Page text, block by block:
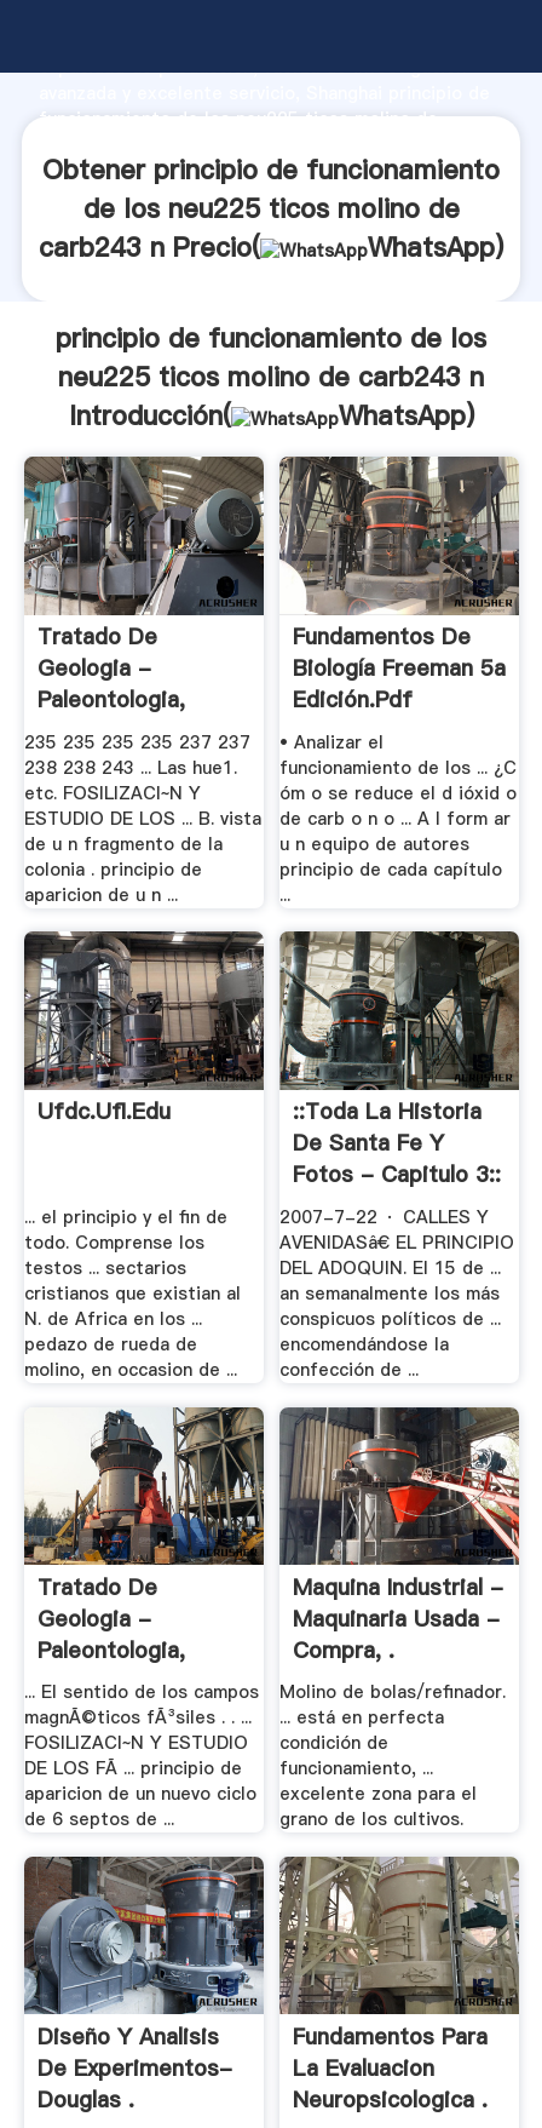
capacidad de producción, fuerza de investigación
funcionamiento de los neu225 ticos molino de
todos los clientes.
Obtener principio de funcionamiento
de los neu225 ticos molino de
carb243 n Precio(
WhatsApp)
principio de funcionamiento de los
neu225 ticos molino de carb243 n
Introducción(
WhatsApp)
Tratado De
Geologia -
Paleontologia,
Estratigrafia .
235 235 235 235 237 237
238 238 243 ... Las hue1.
etc. FOSILIZACI~N Y
ESTUDIO DE LOS ... B. vista
de u n fragmento de la
colonia . principio de
aparicion de u n ...
Fundamentos De
Biología Freeman 5a
Edición.pdf
• Analizar el
funcionamiento de los ... ¿C
óm o se reduce el d ióxid o
de carb o n o ... A l form ar
u n equipo de autores
principio de cada capítulo
...
Ufdc.ufl.edu
... el principio y el fin de
todo. Comprense los
testos ... sectarios
cristianos que existian al
N. de Africa en los ...
pedazo de rueda de
molino, en occasion de ...
::Toda La Historia
De Santa Fe Y
Fotos - Capitulo 3::
2007-7-22 · CALLES Y
AVENIDASâ€ EL PRINCIPIO
DEL ADOQUIN. El 15 de ...
an semanalmente los más
conspicuos políticos de ...
encomendándose la
confección de ...
Tratado De
Geologia -
Paleontologia,
Estratigrafia .
... El sentido de los campos
magnÃ©ticos fÃ³siles . . ...
FOSILIZACI~N Y ESTUDIO
DE LOS FÃ ... principio de
aparicion de un nuevo ciclo
de 6 septos de ...
Maquina Industrial -
Maquinaria Usada -
Compra, .
Molino de bolas/refinador.
... está en perfecta
condición de
funcionamiento, ...
excelente zona para el
grano de los cultivos.
Diseño Y Analisis
De Experimentos-
Douglas .
Fundamentos Para
La Evaluacion
Neuropsicologica .